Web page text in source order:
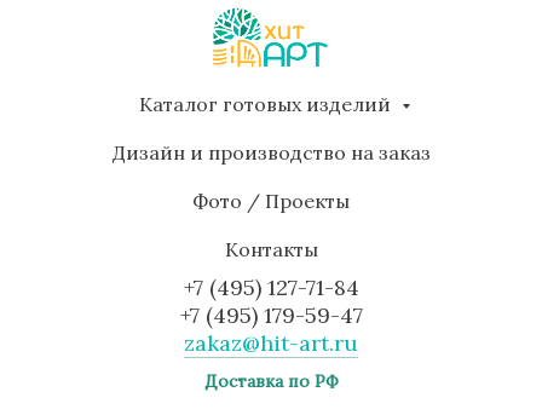
Каталог готовых изделий
Дизайн и производство на заказ
Фото / Проекты
Контакты
+7 (495) 127-71-84
+7 (495) 179-59-47
zakaz@hit-art.ru
Доставка по РФ